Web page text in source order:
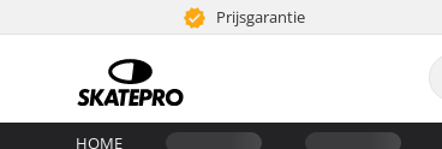
Prijsgarantie
HOME